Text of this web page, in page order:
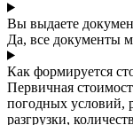
Вы выдаете
Да, все документы
Как формируется
Первичная
погодных условий,
разгрузки,